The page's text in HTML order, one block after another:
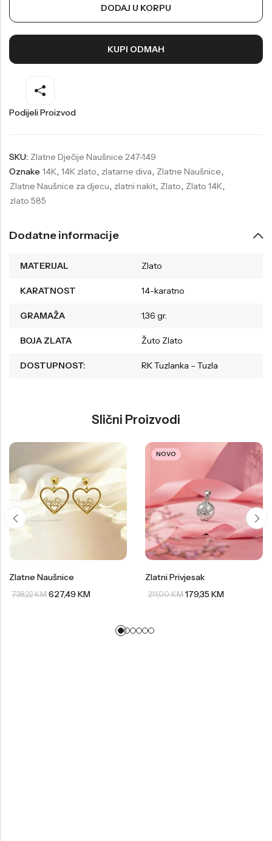
DODAJ U KORPU
KUPI ODMAH
Podijeli Proizvod
SKU: Zlatne Dječije Naušnice 247-149
Oznake 14K, 14K zlato, zlatarne diva, Zlatne Naušnice,
Zlatne Naušnice za djecu, zlatni nakit, Zlato, Zlato 14K,
zlato 585
Dodatne informacije
MATERIJAL Zlato
KARATNOST 14-karatno
GRAMAŽA 1,36 gr.
BOJA ZLATA Žuto Zlato
DOSTUPNOST: RK Tuzlanka – Tuzla
Slični Proizvodi
Zlatne Naušnice
738,22KM 627,49KM
NOVO
Zlatni Privjesak
211,00KM 179,35KM
Welder
Mini Focus
Daniel Klein
Festina
Wesse
Missguided
Diesel